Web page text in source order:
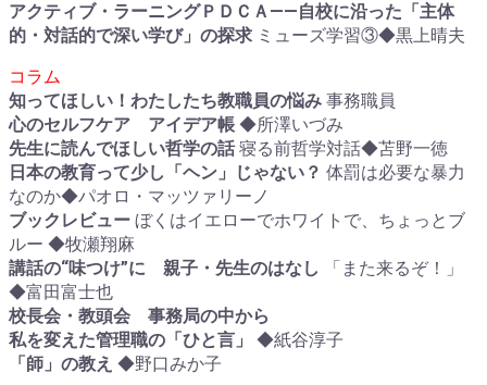
アクティブ・ラーニングＰＤＣＡ――自校に沿った「主体
的・対話的で深い学び」の探求 ミューズ学習③◆黒上晴夫
コラム
知ってほしい！わたしたち教職員の悩み 事務職員
心のセルフケア アイデア帳 ◆所澤いづみ
先生に読んでほしい哲学の話寝る前哲学対話◆苫野一徳
日本の教育って少し「ヘン」じゃない？ 体罰は必要な暴力
なのか◆パオロ・マッツァリーノ
ブックレビュー ぼくはイエローでホワイトで、ちょっとブ
ルー ◆牧瀬翔麻
講話の“味つけ”に 親子・先生のはなし
「また来るぞ！」
◆富田富士也
校長会・教頭会 事務局の中から
私を変えた管理職の「ひと言」
◆紙谷淳子
「師」の教え ◆野口みか子